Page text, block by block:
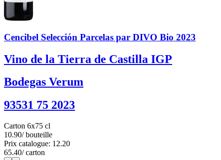
Cencibel Selección Parcelas par DIVO Bio 2023
Vino de la Tierra de Castilla IGP
Bodegas Verum
93531 75 2023
Carton 6x75 cl
10.90/ bouteille
Prix catalogue: 12.20
65.40/ carton